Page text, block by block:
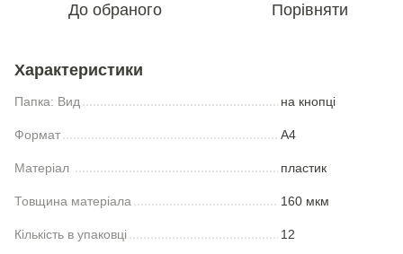
До обраного Порівняти
Характеристики
Папка: Вид на кнопці
Формат А4
Матеріал пластик
Товщина матеріала 160 мкм
Кількість в упаковці 12